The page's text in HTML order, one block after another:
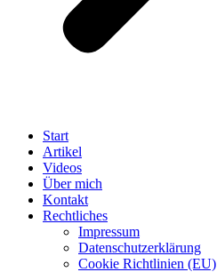
Start
Artikel
Videos
Über mich
Kontakt
Rechtliches
Impressum
Datenschutzerklärung
Cookie Richtlinien (EU)